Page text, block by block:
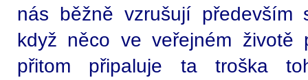
nás běžně vzrušují především
když něco ve veřejném
přitom připaluje ta troška